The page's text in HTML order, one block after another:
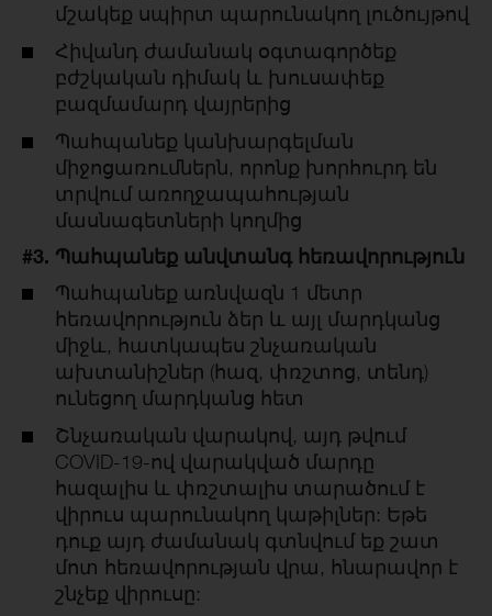
մշակեք սպիրտ պարունակող լուծույթով
Հիվանդ ժամանակ օգտագործեք
բժշկական դիմակ և խուսափեք
բազմամարդ վայրերից
Պահպանեք կանխարգելման
միջոցառումներն, որոնք խորհուրդ են
տրվում առողջապահության
մասնագետների կողմից
#3. Պահպանեք անվտանգ հեռավորություն
Պահպանեք առնվազն 1 մետր
հեռավորություն ձեր և այլ մարդկանց
միջև, հատկապես շնչառական
ախտանիշներ (հազ, փռշտոց, տենդ)
ունեցող մարդկանց հետ
Շնչառական վարակով, այդ թվում
COVID-19-ով վարակված մարդը
հազալիս և փռշտալիս տարածում է
վիրուս պարունակող կաթիլներ: Եթե
դուք այդ ժամանակ գտնվում եք շատ
մոտ հեռավորության վրա, հնարավոր է
շնչեք վիրուսը: